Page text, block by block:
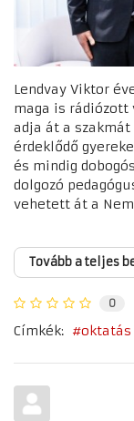
Lendvay Viktor
maga is rádiózott
adja át a
érdeklődő
és mindig
dolgozó
vehetett át a
Tovább a teljes
0
Címkék:
oktatás